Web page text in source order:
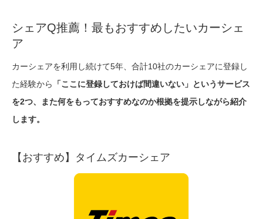
シェアQ推薦！最もおすすめしたいカーシェ
ア
カーシェアを利用し続けて5年、合計10社のカーシェアに登録し
た経験から
「ここに登録しておけば間違いない」というサービス
を2つ、また何をもっておすすめなのか根拠を提示しながら紹介
します。
【おすすめ】タイムズカーシェア